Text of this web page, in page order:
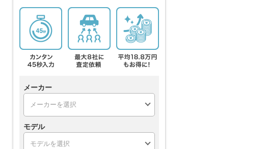
メーカー
モデル